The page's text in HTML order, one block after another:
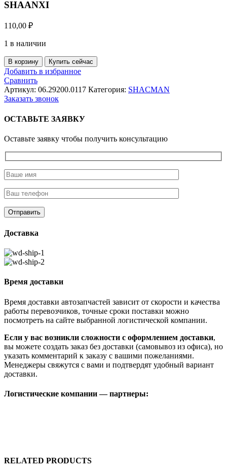
SHAANXI
110,00 ₽
1 в наличии
Количество
товара
Кольцо
стопорное
(мост
(45х1.75мм)
SHAANXI
В корзину Купить сейчас
Добавить в избранное
Сравнить
Артикул: 06.29200.0117 Категория: SHACMAN
Заказать звонок
ОСТАВЬТЕ ЗАЯВКУ
Оставьте заявку чтобы получить консультацию
Доставка
Время доставки
Время доставки автозапчастей зависит от скорости и качества
работы перевозчиков, точные сроки поставки можно
посмотреть на сайте выбранной логистической компании.
Если у вас возникли сложности с оформлением доставки,
вы можете создать заказ без доставки (самовывоз из офиса), но
указать комментарий к заказу с вашими пожеланиями.
Менеджеры свяжутся с вами и подтвердят удобный вариант
доставки.
Логистические компании — партнеры:
RELATED PRODUCTS